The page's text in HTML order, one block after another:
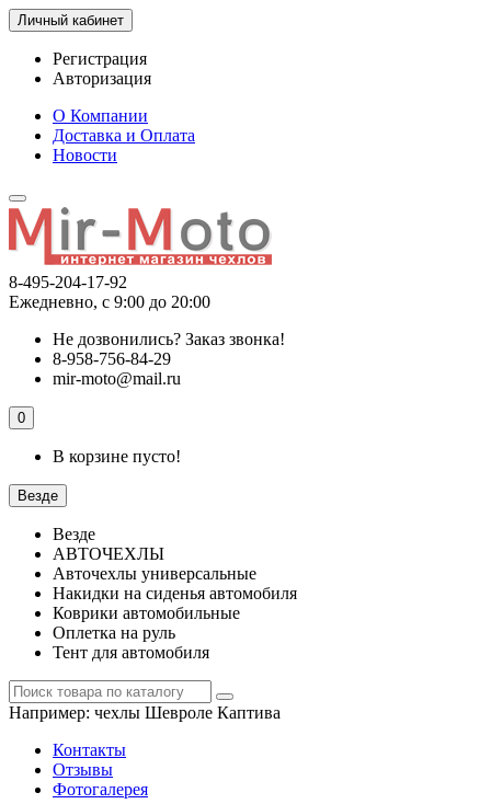
Личный кабинет
Регистрация
Авторизация
О Компании
Доставка и Оплата
Новости
8-495-204-17-92
Ежедневно, с 9:00 до 20:00
Не дозвонились? Заказ звонка!
8-958-756-84-29
mir-moto@mail.ru
0
В корзине пусто!
Везде
Везде
АВТОЧЕХЛЫ
Авточехлы универсальные
Накидки на сиденья автомобиля
Коврики автомобильные
Оплетка на руль
Тент для автомобиля
Например: чехлы Шевроле Каптива
Контакты
Отзывы
Фотогалерея